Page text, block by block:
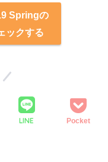
Springの
ックする
LINE Pocket